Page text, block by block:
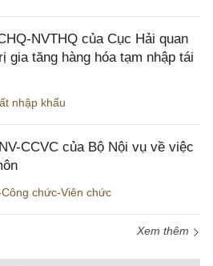
NVTHQ của Cục Hải quan
gia tăng hàng hóa tạm nhập tái
nhập khẩu
CCVC của Bộ Nội vụ về việc
chức-Viên chức
Xem thêm